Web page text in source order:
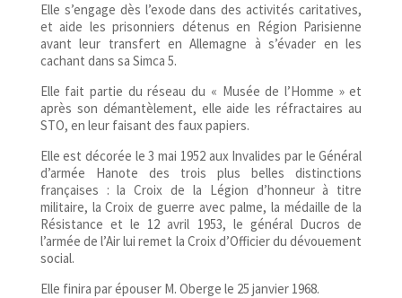
Elle s’engage dès l’exode dans des activités caritatives,
et aide les prisonniers détenus en Région Parisienne
avant leur transfert en Allemagne à s’évader en les
cachant dans sa Simca 5.
Elle fait partie du réseau du « Musée de l’Homme » et
après son démantèlement, elle aide les réfractaires au
STO, en leur faisant des faux papiers.
Elle est décorée le 3 mai 1952 aux Invalides par le Général
d’armée Hanote des trois plus belles distinctions
françaises : la Croix de la Légion d’honneur à titre
militaire, la Croix de guerre avec palme, la médaille de la
Résistance et le 12 avril 1953, le général Ducros de
l’armée de l’Air lui remet la Croix d’Officier du dévouement
social.
Elle finira par épouser M. Oberge le 25 janvier 1968.